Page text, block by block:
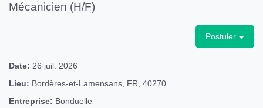
Mécanicien (H/F)
Postuler
Date: 26 juil. 2026
Lieu: Bordères-et-Lamensans, FR, 40270
Entreprise: Bonduelle